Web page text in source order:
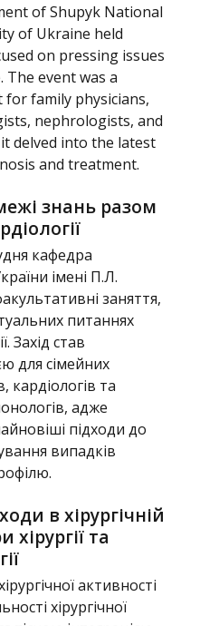
of Shupyk National
of Ukraine held
on pressing issues
The event was a
family physicians,
nephrologists, and
delved into the latest
and treatment.
знань разом
кафедра
імені П.Л.
заняття,
питаннях
Захід став
для сімейних
кардіологів та
адже
підходи до
випадків
в хірургічній
хірургії та
активності
хірургічної